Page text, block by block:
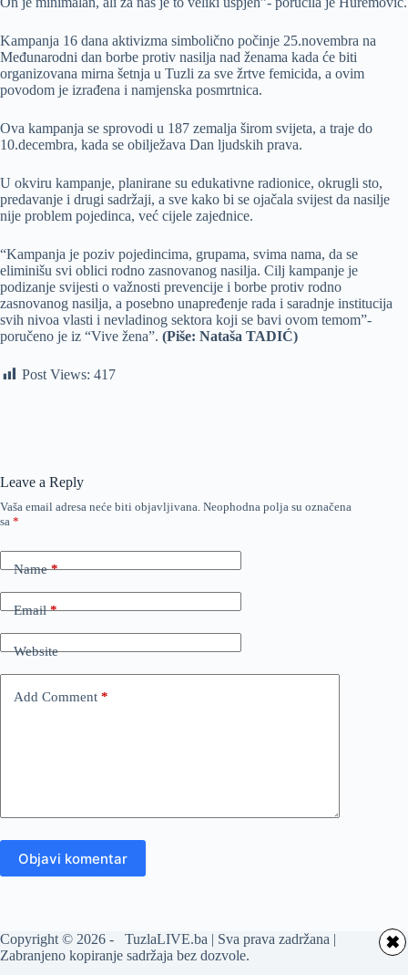
Kampanja 16 dana aktivizma simbolično počinje 25.novembra na
Međunarodni dan borbe protiv nasilja nad ženama kada će biti
organizovana mirna šetnja u Tuzli za sve žrtve femicida, a ovim
povodom je izrađena i namjenska posmrtnica.
Ova kampanja se sprovodi u 187 zemalja širom svijeta, a traje do
10.decembra, kada se obilježava Dan ljudskih prava.
U okviru kampanje, planirane su edukativne radionice, okrugli sto,
predavanje i drugi sadržaji, a sve kako bi se ojačala svijest da nasilje
nije problem pojedinca, već cijele zajednice.
“Kampanja je poziv pojedincima, grupama, svima nama, da se
eliminišu svi oblici rodno zasnovanog nasilja. Cilj kampanje je
podizanje svijesti o važnosti prevencije i borbe protiv rodno
zasnovanog nasilja, a posebno unapređenje rada i saradnje institucija
svih nivoa vlasti i nevladinog sektora koji se bavi ovom temom”-
poručeno je iz “Vive žena”. (Piše: Nataša TADIĆ)
Post Views: 417
Leave a Reply
Vaša email adresa neće biti objavljivana. Neophodna polja su označena
sa *
Name*
Email*
Website
Add Comment *
Objavi komentar
Copyright © 2026 - TuzlaLIVE.ba | Sva prava zadržana |
Zabranjeno kopiranje sadržaja bez dozvole.
✖